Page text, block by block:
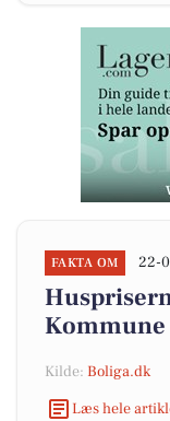
FAKTA OM 22-
Kommune
Kilde: Boliga.dk
Læs hele